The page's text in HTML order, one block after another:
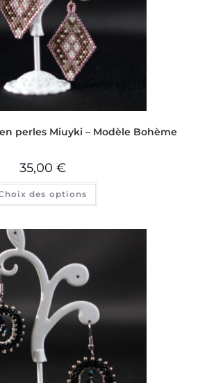
perles Miuyki – Modèle Bohème
35,00 €
des options